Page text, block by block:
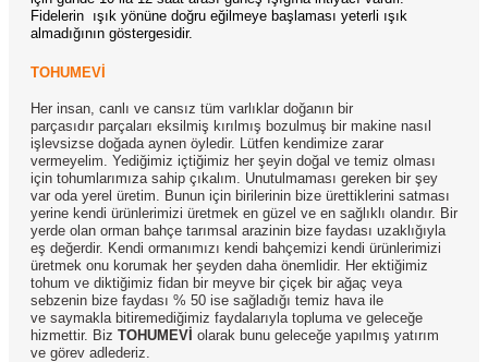
Fidelerin ışık yönüne doğru eğilmeye başlaması yeterli ışık
almadığının göstergesidir.
TOHUMEVİ
Her insan, canlı ve cansız tüm varlıklar doğanın bir
parçasıdır parçaları eksilmiş kırılmış bozulmuş bir makine nasıl
işlevsizse doğada aynen öyledir. Lütfen kendimize zarar
vermeyelim. Yediğimiz içtiğimiz her şeyin doğal ve temiz olması
için tohumlarımıza sahip çıkalım. Unutulmaması gereken bir şey
var oda yerel üretim. Bunun için birilerinin bize ürettiklerini satması
yerine kendi ürünlerimizi üretmek en güzel ve en sağlıklı olandır. Bir
yerde olan orman bahçe tarımsal arazinin bize faydası uzaklığıyla
eş değerdir. Kendi ormanımızı kendi bahçemizi kendi ürünlerimizi
üretmek onu korumak her şeyden daha önemlidir. Her ektiğimiz
tohum ve diktiğimiz fidan bir meyve bir çiçek bir ağaç veya
sebzenin bize faydası % 50 ise sağladığı temiz hava ile
ve saymakla bitiremediğimiz faydalarıyla topluma ve geleceğe
hizmettir. Biz TOHUMEVİ olarak bunu geleceğe yapılmış yatırım
ve görev adlederiz.